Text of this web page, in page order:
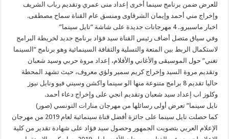
للعرض ضمن برنامج سينما أخرى إعداد منى عمري وتقديم رباب الشريف
وإخراج مني أحمد وإيمان الشرقاوى ومنسق عام القناة سماح مصطفى.
اخبار ماسبيرو.. 4 مهرجانات جديدة على شاشة “نايل سينما”
وفي سياق متصل أضاف رئيس القناة سيد فؤاد برنامج جديد لخريطة البرامج
لاستكمال الربط بين المتعة والتسلية والثقافة السينمائية وهو برنامج “السينما
تغني” حول الموسيقى والأغاني والأفلام، إعداد مروة حربي وسيد شعبان
وتقديم مروة السيد وإخراج كريم سمير ولؤي معروف، حيث تشهد المحطة
حاليا تقديم 8 برامج متنوعة منها الو سينما واكشن وسيني فيو ونايل نيوز
وكلوز اب إعداد سيد شعبان وتقديم انجي على وإخراج دعاء أحمد.
نايل سينما” تعرض أولى رسائلها من مهرجان منارات التونسي (صور)
كما حصلت نايل سينما على جائزة أفضل قناة سينمائية لعام 2019 من مهرجان
الإعلام العربي بتصويت الجمهور وحصول سيد فؤاد على شهادة تقدير من كلية